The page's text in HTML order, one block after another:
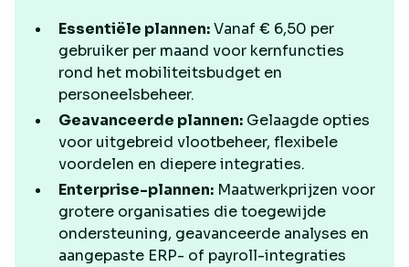
Essentiële plannen:Vanaf € 6,50 per
gebruiker per maand voor kernfuncties
rond het mobiliteitsbudget en
personeelsbeheer.
Geavanceerde plannen: Gelaagde opties
voor uitgebreid vlootbeheer, flexibele
voordelen en diepere integraties.
Enterprise-plannen: Maatwerkprijzen voor
grotere organisaties die toegewijde
ondersteuning, geavanceerde analyses en
aangepaste ERP- of payroll-integraties